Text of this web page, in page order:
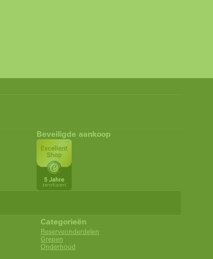
Beveiligde aankoop
Categorieën
Reserveonderdelen
Grepen
Onderhoud